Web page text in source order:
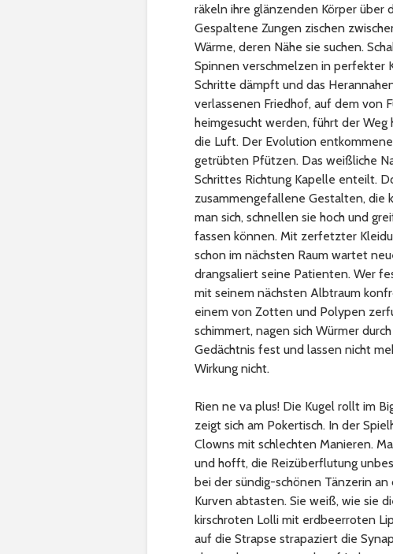
räkeln ihre glänzenden Körper über
Gespaltene Zungen zischen
Wärme, deren Nähe sie suchen.
Spinnen verschmelzen in perfekter
Schritte dämpft und das
verlassenen Friedhof, auf dem von
heimgesucht werden, führt der
die Luft. Der Evolution
getrübten Pfützen. Das weißliche
Schrittes Richtung Kapelle enteilt.
zusammengefallene Gestalten, die
man sich, schnellen sie hoch und
fassen können. Mit zerfetzter
schon im nächsten Raum wartet
drangsaliert seine Patienten. Wer
mit seinem nächsten Albtraum
einem von Zotten und Polypen
schimmert, nagen sich Würmer
Gedächtnis fest und lassen nicht
Wirkung nicht.
Rien ne va plus! Die Kugel rollt im
zeigt sich am Pokertisch. In der
Clowns mit schlechten Manieren.
und hofft, die Reizüberflutung
bei der sündig-schönen Tänzerin
Kurven abtasten. Sie weiß, wie sie
kirschroten Lolli mit erdbeerroten
auf die Strapse strapaziert die